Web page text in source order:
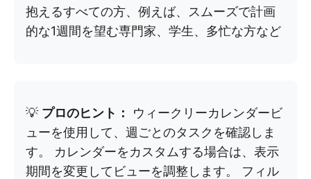
抱えるすべての方、例えば、スムーズで計画
的な1週間を望む専門家、学生、多忙な方など
💡 プロのヒント：
ウィークリーカレンダービ
ューを使用して、週ごとのタスクを確認しま
す。 カレンダーをカスタムする場合は、表示
期間を変更してビューを調整します。 フィル